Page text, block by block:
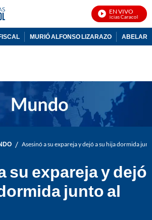
EN VIVO
Noticias Caracol En
MURIÓ ALFONSO LIZARAZO
/ Asesinó a su expareja y dejó a su hija dormida
su expareja y dejó
junto al